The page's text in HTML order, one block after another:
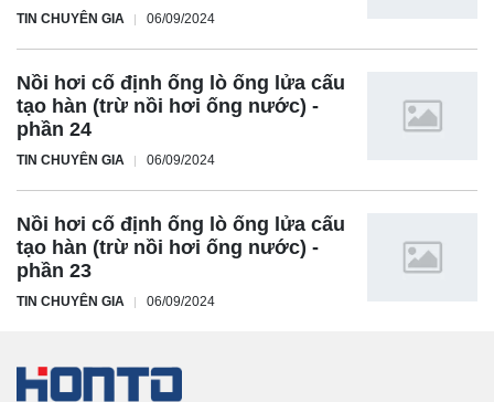
TIN CHUYÊN GIA 06/09/2024
Nồi hơi cố định ống lò ống lửa cấu
tạo hàn (trừ nồi hơi ống nước) -
phần 24
TIN CHUYÊN GIA 06/09/2024
Nồi hơi cố định ống lò ống lửa cấu
tạo hàn (trừ nồi hơi ống nước) -
phần 23
TIN CHUYÊN GIA 06/09/2024